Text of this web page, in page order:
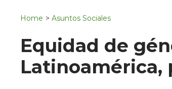
Home > Asuntos Sociales
Equidad de
Latinoamérica,